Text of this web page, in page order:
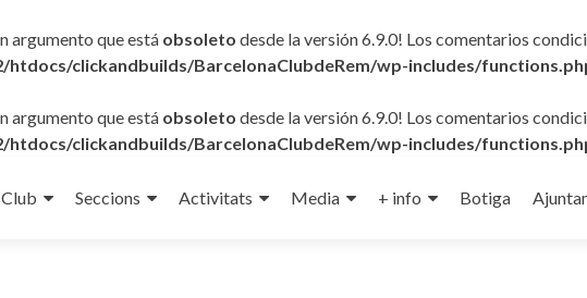
argumento que está obsoleto desde la versión 6.9.0! Los comentarios
htdocs/clickandbuilds/BarcelonaClubdeRem/wp-includes/
argumento que está obsoleto desde la versión 6.9.0! Los comentarios
htdocs/clickandbuilds/BarcelonaClubdeRem/wp-includes/
Seccions Activitats Media + info Botiga